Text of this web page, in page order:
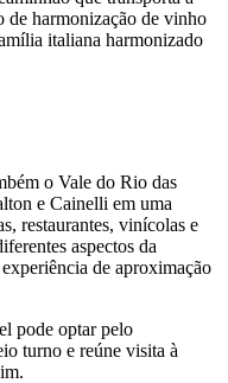
de harmonização de vinho
italiana harmonizado
o Vale do Rio das
e Cainelli em uma
restaurantes, vinícolas e
aspectos da
de aproximação
pode optar pelo
turno e reúne visita à